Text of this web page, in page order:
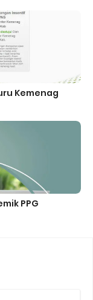
Kemenag
PPG